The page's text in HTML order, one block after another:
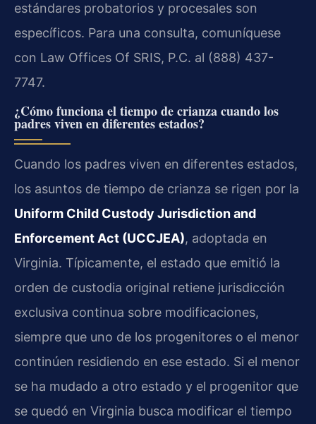
estándares probatorios y procesales son
específicos. Para una consulta, comuníquese
con Law Offices Of SRIS, P.C. al (888) 437-
7747.
¿Cómo funciona el tiempo de crianza cuando los
padres viven en diferentes estados?
Cuando los padres viven en diferentes estados,
los asuntos de tiempo de crianza se rigen por la
Uniform Child Custody Jurisdiction and
Enforcement Act (UCCJEA), adoptada en
Virginia. Típicamente, el estado que emitió la
orden de custodia original retiene jurisdicción
exclusiva continua sobre modificaciones,
siempre que uno de los progenitores o el menor
continúen residiendo en ese estado. Si el menor
se ha mudado a otro estado y el progenitor que
se quedó en Virginia busca modificar el tiempo